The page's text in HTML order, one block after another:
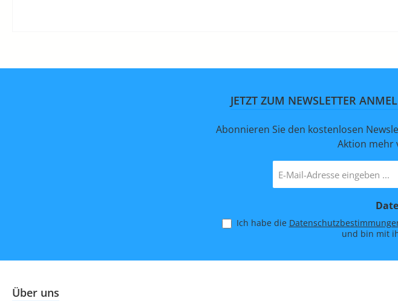
JETZT ZUM NEWSLETTER
Abonnieren Sie den kostenlosen
Aktion mehr
Mail-
Ich habe die
und bin mit
Über uns